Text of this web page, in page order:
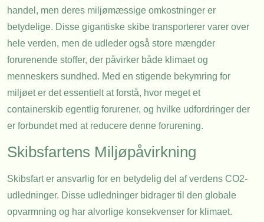
handel, men deres miljømæssige omkostninger er
betydelige. Disse gigantiske skibe transporterer varer over
hele verden, men de udleder også store mængder
forurenende stoffer, der påvirker både klimaet og
menneskers sundhed. Med en stigende bekymring for
miljøet er det essentielt at forstå, hvor meget et
containerskib egentlig forurener, og hvilke udfordringer der
er forbundet med at reducere denne forurening.
Skibsfartens Miljøpåvirkning
Skibsfart er ansvarlig for en betydelig del af verdens CO2-
udledninger. Disse udledninger bidrager til den globale
opvarmning og har alvorlige konsekvenser for klimaet.